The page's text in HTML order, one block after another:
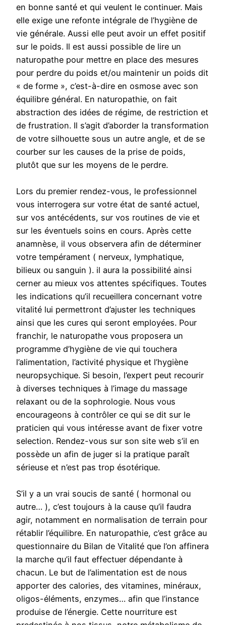
en bonne santé et qui veulent le continuer. Mais
elle exige une refonte intégrale de l’hygiène de
vie générale. Aussi elle peut avoir un effet positif
sur le poids. Il est aussi possible de lire un
naturopathe pour mettre en place des mesures
pour perdre du poids et/ou maintenir un poids dit
« de forme », c’est-à-dire en osmose avec son
équilibre général. En naturopathie, on fait
abstraction des idées de régime, de restriction et
de frustration. Il s’agit d’aborder la transformation
de votre silhouette sous un autre angle, et de se
courber sur les causes de la prise de poids,
plutôt que sur les moyens de le perdre.
Lors du premier rendez-vous, le professionnel
vous interrogera sur votre état de santé actuel,
sur vos antécédents, sur vos routines de vie et
sur les éventuels soins en cours. Après cette
anamnèse, il vous observera afin de déterminer
votre tempérament ( nerveux, lymphatique,
bilieux ou sanguin ). il aura la possibilité ainsi
cerner au mieux vos attentes spécifiques. Toutes
les indications qu’il recueillera concernant votre
vitalité lui permettront d’ajuster les techniques
ainsi que les cures qui seront employées. Pour
franchir, le naturopathe vous proposera un
programme d’hygiène de vie qui touchera
l’alimentation, l’activité physique et l’hygiène
neuropsychique. Si besoin, l’expert peut recourir
à diverses techniques à l’image du massage
relaxant ou de la sophrologie. Nous vous
encourageons à contrôler ce qui se dit sur le
praticien qui vous intéresse avant de fixer votre
selection. Rendez-vous sur son site web s’il en
possède un afin de juger si la pratique paraît
sérieuse et n’est pas trop ésotérique.
S’il y a un vrai soucis de santé ( hormonal ou
autre… ), c’est toujours à la cause qu’il faudra
agir, notamment en normalisation de terrain pour
rétablir l’équilibre. En naturopathie, c’est grâce au
questionnaire du Bilan de Vitalité que l’on affinera
la marche qu’il faut effectuer dépendante à
chacun. Le but de l’alimentation est de nous
apporter des calories, des vitamines, minéraux,
oligos-éléments, enzymes… afin que l’instance
produise de l’énergie. Cette nourriture est